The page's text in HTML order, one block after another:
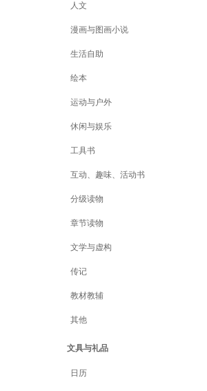
人文
漫画与图画小说
生活自助
绘本
运动与户外
休闲与娱乐
工具书
互动、趣味、活动书
分级读物
章节读物
文学与虚构
传记
教材教辅
其他
文具与礼品
日历